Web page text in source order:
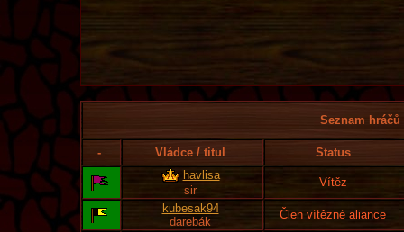
Seznam
- Vládce / titul
Status
havlisa
sir
Vítěz
kubesak94
darebák
Člen vítězné aliance